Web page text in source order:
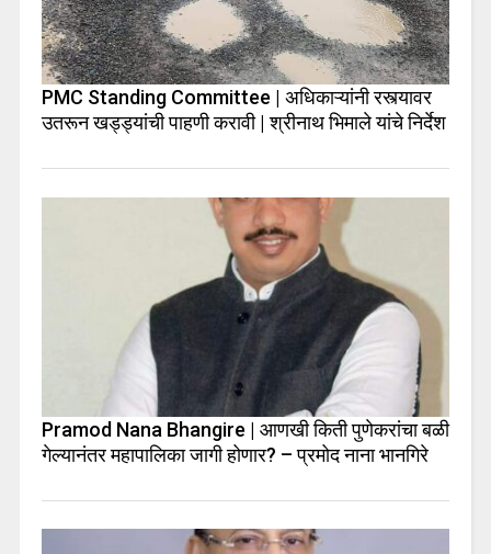
PMC Standing Committee | अधिकाऱ्यांनी रस्त्यावर
उतरून खड्ड्यांची पाहणी करावी | श्रीनाथ भिमाले यांचे निर्देश
Pramod Nana Bhangire | आणखी किती पुणेकरांचा बळी
गेल्यानंतर महापालिका जागी होणार? – प्रमोद नाना भानगिरे